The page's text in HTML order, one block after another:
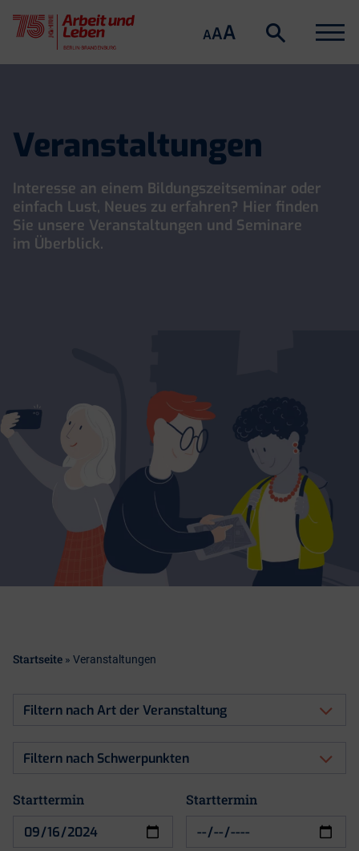
AAA
Suche
öffnen
Suche Menu
Veranstaltungen
Interesse an einem Bildungszeitseminar oder
einfach Lust, Neues zu erfahren? Hier finden
Sie unsere Veranstaltungen und Seminare
im Überblick.
Startseite » Veranstaltungen
Filtern
der
Filtern
Starttermin Starttermin